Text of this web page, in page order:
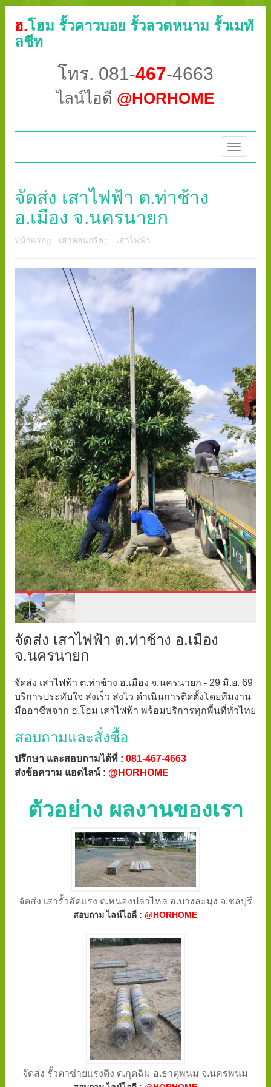
ฮ.โฮม รั้วคาวบอย รั้วลวดหนาม รั้วเมทั
ลชีท
โทร. 081-467-4663
ไลน์ไอดี @HORHOME
Toggle
จัดส่ง เสาไฟฟ้า ต.ท่าช้าง
อ.เมือง จ.นครนายก
หน้าแรก เสาคอนกรีต เสาไฟฟ้า
จัดส่ง เสาไฟฟ้า ต.ท่าช้าง อ.เมือง
จ.นครนายก
จัดส่ง เสาไฟฟ้า ต.ท่าช้าง อ.เมือง จ.นครนายก - 29 มิ.ย. 69
บริการประทับใจ ส่งเร็ว ส่งไว ดำเนินการติดตั้งโดยทีมงาน
มืออาชีพจาก ฮ.โฮม เสาไฟฟ้า พร้อมบริการทุกพื้นที่ทั่วไทย
สอบถามและสั่งซื้อ
ปรึกษา และสอบถามได้ที่ : 081-467-4663
ส่งข้อความ แอดไลน์ : @HORHOME
ตัวอย่าง ผลงานของเรา
จัดส่ง เสารั้วอัดแรง ต.หนองปลาไหล อ.บางละมุง จ.ชลบุรี
สอบถาม ไลน์ไอดี :@HORHOME
จัดส่ง รั้วตาข่ายแรงดึง ต.กุดฉิม อ.ธาตุพนม จ.นครพนม